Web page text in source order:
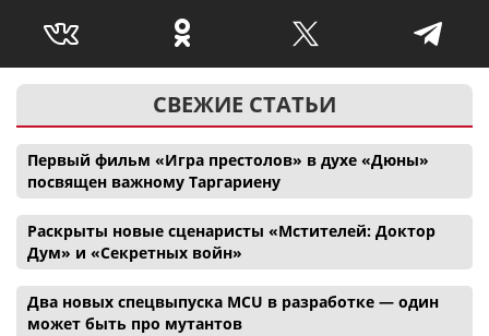
СВЕЖИЕ СТАТЬИ
Первый фильм «Игра престолов» в духе «Дюны»
посвящен важному Таргариену
Раскрыты новые сценаристы «Мстителей: Доктор
Дум» и «Секретных войн»
Два новых спецвыпуска MCU в разработке — один
может быть про мутантов